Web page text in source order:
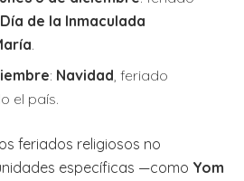
Día de la Inmaculada
.
: Navidad, feriado
el país.
feriados religiosos no
específicas —como Yom